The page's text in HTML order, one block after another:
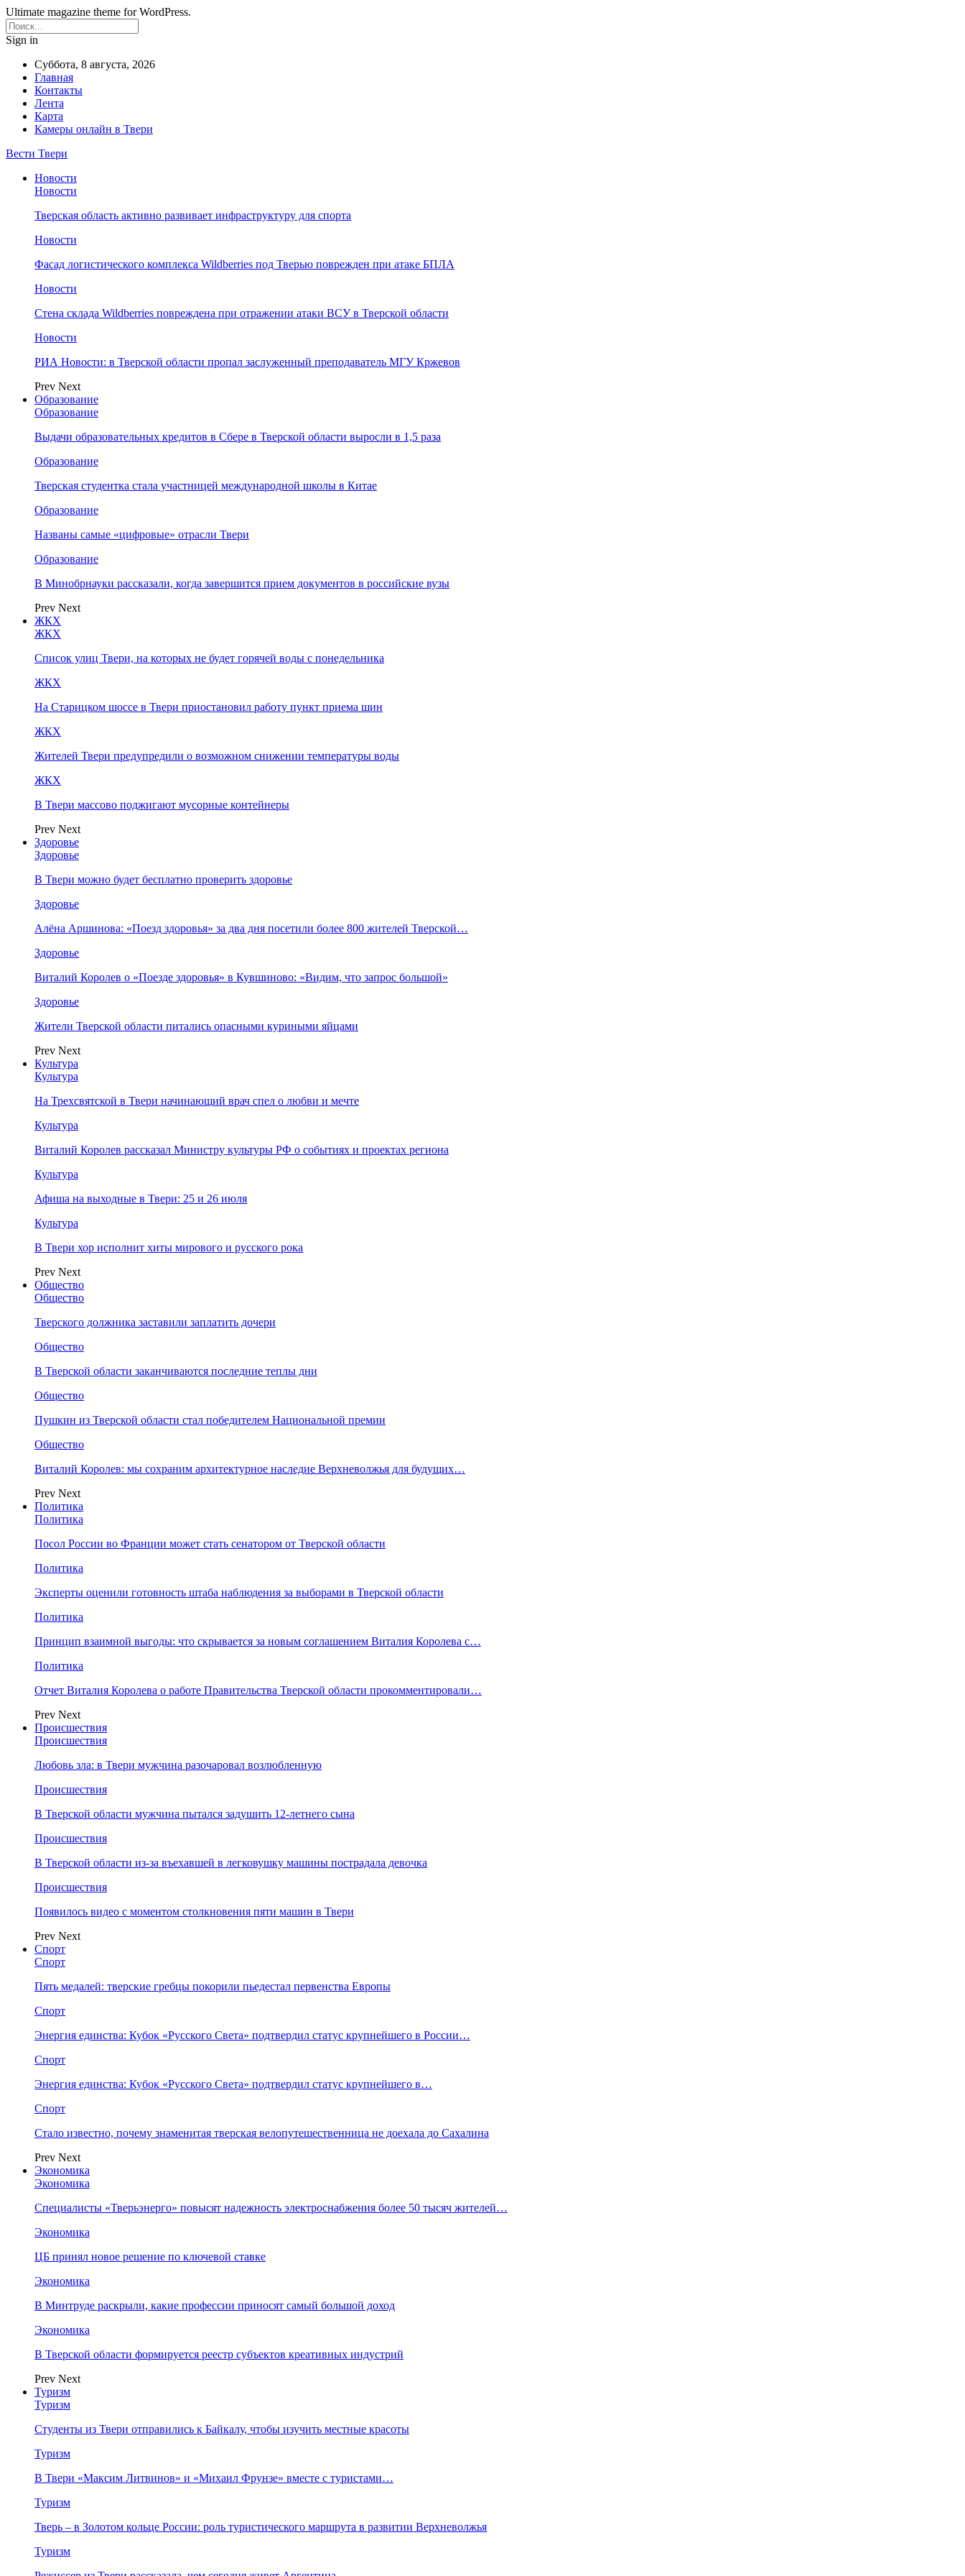
Ultimate magazine theme for WordPress.
Sign in
Суббота, 8 августа, 2026
Главная
Контакты
Лента
Карта
Камеры онлайн в Твери
Вести Твери
Новости
Новости
Тверская область активно развивает инфраструктуру для спорта
Новости
Фасад логистического комплекса Wildberries под Тверью поврежден при атаке БПЛА
Новости
Стена склада Wildberries повреждена при отражении атаки ВСУ в Тверской области
Новости
РИА Новости: в Тверской области пропал заслуженный преподаватель МГУ Кржевов
Prev Next
Образование
Образование
Выдачи образовательных кредитов в Сбере в Тверской области выросли в 1,5 раза
Образование
Тверская студентка стала участницей международной школы в Китае
Образование
Названы самые «цифровые» отрасли Твери
Образование
В Минобрнауки рассказали, когда завершится прием документов в российские вузы
Prev Next
ЖКХ
ЖКХ
Список улиц Твери, на которых не будет горячей воды с понедельника
ЖКХ
На Старицком шоссе в Твери приостановил работу пункт приема шин
ЖКХ
Жителей Твери предупредили о возможном снижении температуры воды
ЖКХ
В Твери массово поджигают мусорные контейнеры
Prev Next
Здоровье
Здоровье
В Твери можно будет бесплатно проверить здоровье
Здоровье
Алёна Аршинова: «Поезд здоровья» за два дня посетили более 800 жителей Тверской…
Здоровье
Виталий Королев о «Поезде здоровья» в Кувшиново: «Видим, что запрос большой»
Здоровье
Жители Тверской области питались опасными куриными яйцами
Prev Next
Культура
Культура
На Трехсвятской в Твери начинающий врач спел о любви и мечте
Культура
Виталий Королев рассказал Министру культуры РФ о событиях и проектах региона
Культура
Афиша на выходные в Твери: 25 и 26 июля
Культура
В Твери хор исполнит хиты мирового и русского рока
Prev Next
Общество
Общество
Тверского должника заставили заплатить дочери
Общество
В Тверской области заканчиваются последние теплы дни
Общество
Пушкин из Тверской области стал победителем Национальной премии
Общество
Виталий Королев: мы сохраним архитектурное наследие Верхневолжья для будущих…
Prev Next
Политика
Политика
Посол России во Франции может стать сенатором от Тверской области
Политика
Эксперты оценили готовность штаба наблюдения за выборами в Тверской области
Политика
Принцип взаимной выгоды: что скрывается за новым соглашением Виталия Королева с…
Политика
Отчет Виталия Королева о работе Правительства Тверской области прокомментировали…
Prev Next
Происшествия
Происшествия
Любовь зла: в Твери мужчина разочаровал возлюбленную
Происшествия
В Тверской области мужчина пытался задушить 12-летнего сына
Происшествия
В Тверской области из-за въехавшей в легковушку машины пострадала девочка
Происшествия
Появилось видео с моментом столкновения пяти машин в Твери
Prev Next
Спорт
Спорт
Пять медалей: тверские гребцы покорили пьедестал первенства Европы
Спорт
Энергия единства: Кубок «Русского Света» подтвердил статус крупнейшего в России…
Спорт
Энергия единства: Кубок «Русского Света» подтвердил статус крупнейшего в…
Спорт
Стало известно, почему знаменитая тверская велопутешественница не доехала до Сахалина
Prev Next
Экономика
Экономика
Специалисты «Тверьэнерго» повысят надежность электроснабжения более 50 тысяч жителей…
Экономика
ЦБ принял новое решение по ключевой ставке
Экономика
В Минтруде раскрыли, какие профессии приносят самый большой доход
Экономика
В Тверской области формируется реестр субъектов креативных индустрий
Prev Next
Туризм
Туризм
Студенты из Твери отправились к Байкалу, чтобы изучить местные красоты
Туризм
В Твери «Максим Литвинов» и «Михаил Фрунзе» вместе с туристами…
Туризм
Тверь – в Золотом кольце России: роль туристического маршрута в развитии Верхневолжья
Туризм